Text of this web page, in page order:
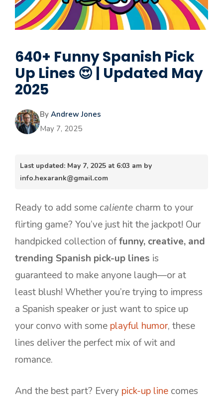
640+ Funny Spanish Pick
Up Lines 😍 | Updated May
2025
By Andrew Jones
May 7, 2025
Last updated: May 7, 2025 at 6:03 am by
info.hexarank@gmail.com
Ready to add some caliente charm to your
flirting game? You’ve just hit the jackpot! Our
handpicked collection offunny, creative, and
trending Spanish pick-up lines is
guaranteed to make anyone laugh—or at
least blush! Whether you’re trying to impress
a Spanish speaker or just want to spice up
your convo with some playful humor, these
lines deliver the perfect mix of wit and
romance.
And the best part? Every pick-up line comes